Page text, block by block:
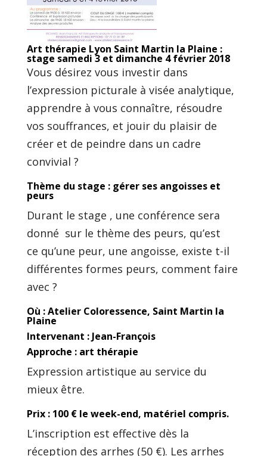
Art thérapie Lyon Saint Martin la Plaine :
stage samedi 3 et dimanche 4 février 2018
Vous désirez vous investir dans
l’expression picturale à visée analytique,
apprendre à vous connaître, résoudre
vos souffrances, et jouir du plaisir de
créer et de peindre dans un cadre
convivial ?
Thème du stage : gérer ses angoisses et
peurs
Durant le stage , une conférence sera
donné sur le thème des peurs, qu’est
ce qu’une peur, une angoisse, existe t-il
différentes formes peurs, comment faire
avec ?
Où : Atelier Coloressence, Saint Martin la
Plaine
Intervenant : Jean-François
Approche : art thérapie
Expression artistique au service du
mieux être.
Prix : 100 € le week-end, matériel compris.
L’inscription est effective dès la
réception des arrhes (50 €). Les arrhes